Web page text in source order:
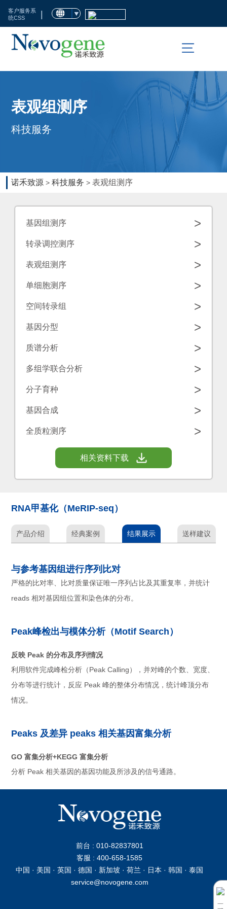
客户服务系
统CSS
|
首
市
场
动
技
服
临
检
生
表观组测序
科技服务
诺禾致源 >科技服务 >表观组测序
基因组测序 >
转录调控测序 >
表观组测序 >
单细胞测序 >
空间转录组 >
基因分型 >
质谱分析 >
多组学联合分析 >
分子育种 >
基因合成 >
全质粒测序 >
相关资料下载
RNA甲基化（MeRIP-seq）
产品介绍 经典案例 结果展示 送样建议
与参考基因组进行序列比对
严格的比对率、比对质量保证唯一序列占比及其重复率，并统计
reads 相对基因组位置和染色体的分布。
Peak峰检出与模体分析（Motif Search）
反映 Peak 的分布及序列情况
利用软件完成峰检分析（Peak Calling），并对峰的个数、宽度、
分布等进行统计，反应 Peak 峰的整体分布情况，统计峰顶分布
情况。
Peaks 及差异 peaks 相关基因富集分析
GO 富集分析+KEGG 富集分析
分析 Peak 相关基因的基因功能及所涉及的信号通路。
前台 : 010-82837801
客服 : 400-658-1585
中国 · 美国 · 英国 · 德国 · 新加坡 · 荷兰 · 日本 · 韩国 · 泰国
service@novogene.com